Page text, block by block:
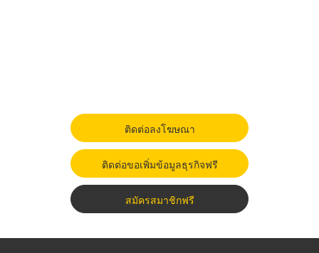
ติดต่อลงโฆษณา
ติดต่อขอเพิ่มข้อมูลธุรกิจฟรี
สมัครสมาชิกฟรี